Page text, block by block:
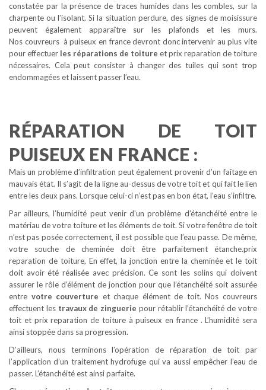
constatée par la présence de traces humides dans les combles, sur la
charpente ou l’isolant. Si la situation perdure, des signes de moisissure
peuvent également apparaître sur les plafonds et les murs.
Nos couvreurs à puiseux en france devront donc intervenir au plus vite
pour effectuer les réparations de toiture et prix reparation de toiture
nécessaires. Cela peut consister à changer des tuiles qui sont trop
endommagées et laissent passer l’eau.
RÉPARATION DE TOIT
PUISEUX EN FRANCE :
Mais un problème d’infiltration peut également provenir d’un faîtage en
mauvais état. Il s’agit de la ligne au-dessus de votre toit et qui fait le lien
entre les deux pans. Lorsque celui-ci n’est pas en bon état, l’eau s’infiltre.
Par ailleurs, l’humidité peut venir d’un problème d’étanchéité entre le
matériau de votre toiture et les éléments de toit. Si votre fenêtre de toit
n’est pas posée correctement, il est possible que l’eau passe. De même,
votre souche de cheminée doit être parfaitement étanche.prix
reparation de toiture, En effet, la jonction entre la cheminée et le toit
doit avoir été réalisée avec précision. Ce sont les solins qui doivent
assurer le rôle d’élément de jonction pour que l’étanchéité soit assurée
entre votre couverture et chaque élément de toit. Nos couvreurs
effectuent lestravaux de zinguerie pour rétablir l’étanchéité de votre
toit et prix reparation de toiture à puiseux en france . L’humidité sera
ainsi stoppée dans sa progression.
D’ailleurs, nous terminons l’opération de réparation de toit par
l’application d’un traitement hydrofuge qui va aussi empêcher l’eau de
passer. L’étanchéité est ainsi parfaite.